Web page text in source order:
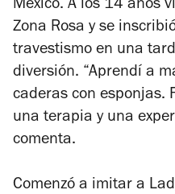
México. A los 14 años
Zona Rosa y se
travestismo en una
diversión. “Aprendí a
caderas con esponjas.
una terapia y una
comenta.
Comenzó a imitar a